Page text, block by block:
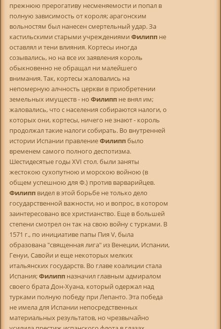
прежнюю прерогативу несменяемости и попал в
полную зависимость от короля; арагонским
вольностям был нанесен смертельный удар. За
кастильскими старыми учреждениями Филипп не
оставлял и тени влияния. Кортесы иногда
созывались, но на все их заявления король
обыкновенно не обращал ни малейшего
внимания. Так, кортесы жаловались на
непомерную алчность церкви в приобретении
земельных имуществ - но Филипп не внял им;
жаловались, что с населения собираются налоги, о
которых они, кортесы, ничего не знают - король
продолжал такие налоги собирать. Во внутренней
истории Испании правлениеФилиппбыло
временем самого полного деспотизма.
Шестидесятые годы XVI стол. были заняты
жестокою сухопутною и морскою войною (в
общем успешною для Ф.) против варварийцев.
Филипп видел в этой борьбе не только дело
государственной важности, но и вопрос, в котором
заинтересовано все христианство. Еще в большей
степени смотрел он так на свою войну с турками. В
1571 г., по инициативе папы Пия V, была
образована "священная лига" из Венеции, Испании,
Генуи, Савойи и еще некоторых мелких
итальянских государств. Во главе коалиции стала
Испания;Филипп назначил главным адмиралом
своего брата Дон-Хуана, который одержал над
турками полную победу при Лепанто. Эта победа
не имела для Испании непосредственных
материальных результатов, но чрезвычайно